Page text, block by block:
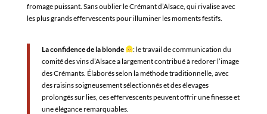
fromage puissant. Sans oublier le Crémant d’Alsace, qui rivalise avec
les plus grands effervescents pour illuminer les moments festifs.
La confidence de la blonde
: le travail de communication du
comité des vins d’Alsace a largement contribué à redorer l’image
des Crémants. Élaborés selon la méthode traditionnelle, avec
des raisins soigneusement sélectionnés et des élevages
prolongés sur lies, ces effervescents peuvent offrir une finesse et
une élégance remarquables.